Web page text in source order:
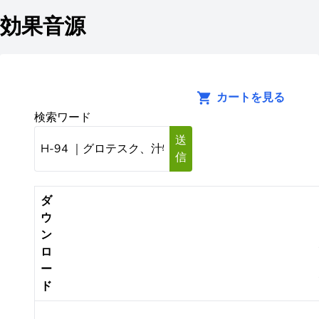
効果音源
カートを見る
検索ワード
送
信
ダ
ウ
ン
ロ
ー
ド